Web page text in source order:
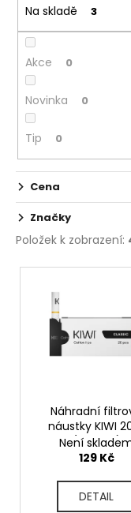
o
d
u
k
ů
Na skladě 3
Akce 0
Novinka 0
Tip 0
Cena
Značky
Položek k zobrazení:
V
Náhradní
náustky KIWI
(Classic)
Není
129 Kč
DETAIL